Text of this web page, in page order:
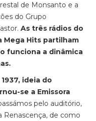
de Monsanto e a
do Grupo
As três rádios do
Mega Hits partilham
funciona a dinâmica
ideia do
se a Emissora
pelo auditório,
Renascença, de como